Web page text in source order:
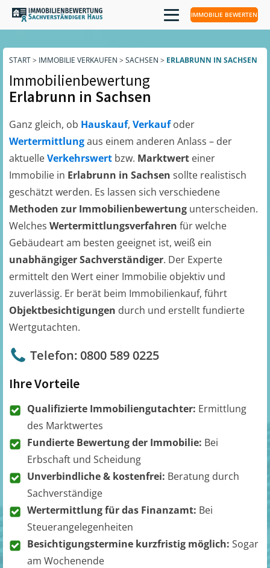
IMMOBILIE BEWERTEN
START> IMMOBILIE VERKAUFEN > SACHSEN > ERLABRUNN IN SACHSEN
Immobilienbewertung
Erlabrunn in Sachsen
Ganz gleich, ob Hauskauf, Verkaufoder
Wertermittlungaus einem anderen Anlass – der
aktuelleVerkehrswert bzw. Marktwert einer
Immobilie in Erlabrunn in Sachsen sollte realistisch
geschätzt werden. Es lassen sich verschiedene
Methoden zur Immobilienbewertung unterscheiden.
Welches Wertermittlungsverfahren für welche
Gebäudeart am besten geeignet ist, weiß ein
unabhängiger Sachverständiger. Der Experte
ermittelt den Wert einer Immobilie objektiv und
zuverlässig. Er berät beim Immobilienkauf, führt
Objektbesichtigungen durch und erstellt fundierte
Wertgutachten.
Telefon: 0800 589 0225
Ihre Vorteile
Qualifizierte Immobiliengutachter: Ermittlung
des Marktwertes
Fundierte Bewertung der Immobilie: Bei
Erbschaft und Scheidung
Unverbindliche & kostenfrei: Beratung durch
Sachverständige
Wertermittlung für das Finanzamt: Bei
Steuerangelegenheiten
Besichtigungstermine kurzfristig möglich: Sogar
am Wochenende